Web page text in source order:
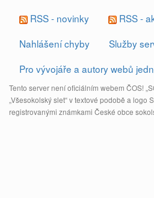
RSS - novinky
RSS -
Nahlášení chyby
Služby
Pro vývojáře a autory webů
Tento server není oficiálním webem ČOS!
„Všesokolský slet“ v textové podobě a logo
registrovanými známkami České obce